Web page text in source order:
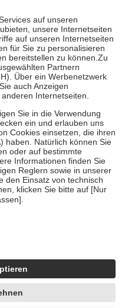
nie mehr als die tatsächlichen
für Online-Apotheken.
beträgt die
zehn Euro je
für ihre eigene Gesundheit zu
Familie zu unterstützen,
vollendeten 18. Lebensjahr
die von der
sich um echte Bewertungen
4419944605341
Zuhilfenahme künstlicher